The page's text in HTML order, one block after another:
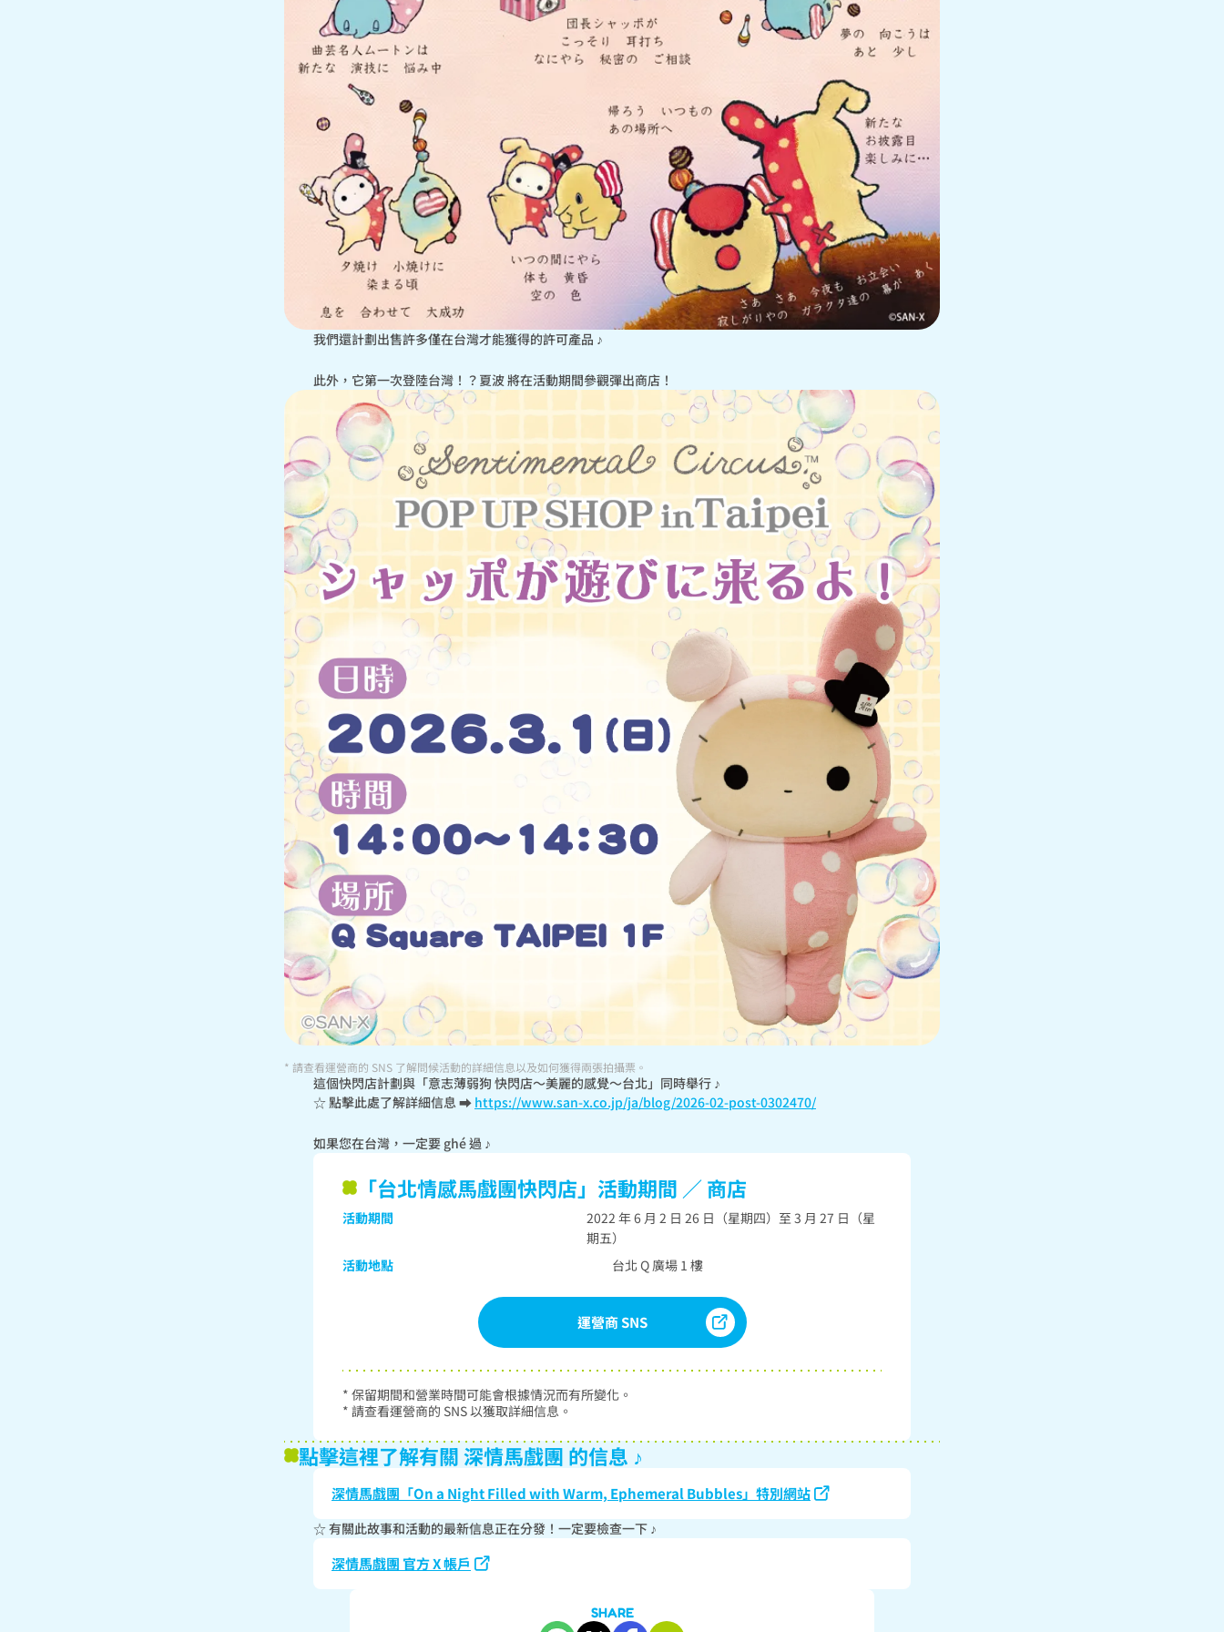
我們還計劃出售許多僅在台灣才能獲得的許可產品 ♪
此外，它第一次登陸台灣！？夏波 將在活動期間參觀彈出商店！
* 請查看運營商的 SNS 了解問候活動的詳細信息以及如何獲得兩張拍攝票。
這個快閃店計劃與「意志薄弱狗 快閃店〜美麗的感覺〜台北」同時舉行 ♪
☆ 點擊此處了解詳細信息 ➡ https://www.san-x.co.jp/ja/blog/2026-02-post-0302470/
如果您在台灣，一定要 ghé 過 ♪
「台北情感馬戲團快閃店」活動期間 ／ 商店
活動期間
2022 年 6 月 2 日 26 日（星期四）至 3 月 27 日（星
期五）
活動地點
台北 Q 廣場 1 樓
運營商 SNS
* 保留期間和營業時間可能會根據情況而有所變化。
點擊這裡了解有關 深情馬戲團 的信息 ♪
深情馬戲團「On a Night Filled with Warm, Ephemeral Bubbles」特別網站
☆ 有關此故事和活動的最新信息正在分發！一定要檢查一下 ♪
深情馬戲團 官方 X 帳戶
SHARE